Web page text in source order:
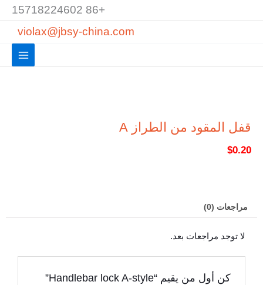
+86 15718224602
violax@jbsy-china.com
قفل المقود من الطراز A
$0.20
مراجعات (0)
لا توجد مراجعات بعد.
كن أول من يقيم “Handlebar lock A-style”